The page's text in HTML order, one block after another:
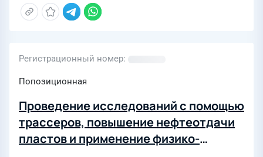
Регистрационный номер
Попозиционная
Проведение исследований с помощью
трассеров, повышение нефтеотдачи
пластов и применение физико-